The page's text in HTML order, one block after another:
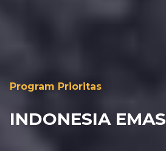
Program Prioritas
INDONESIA EMAS